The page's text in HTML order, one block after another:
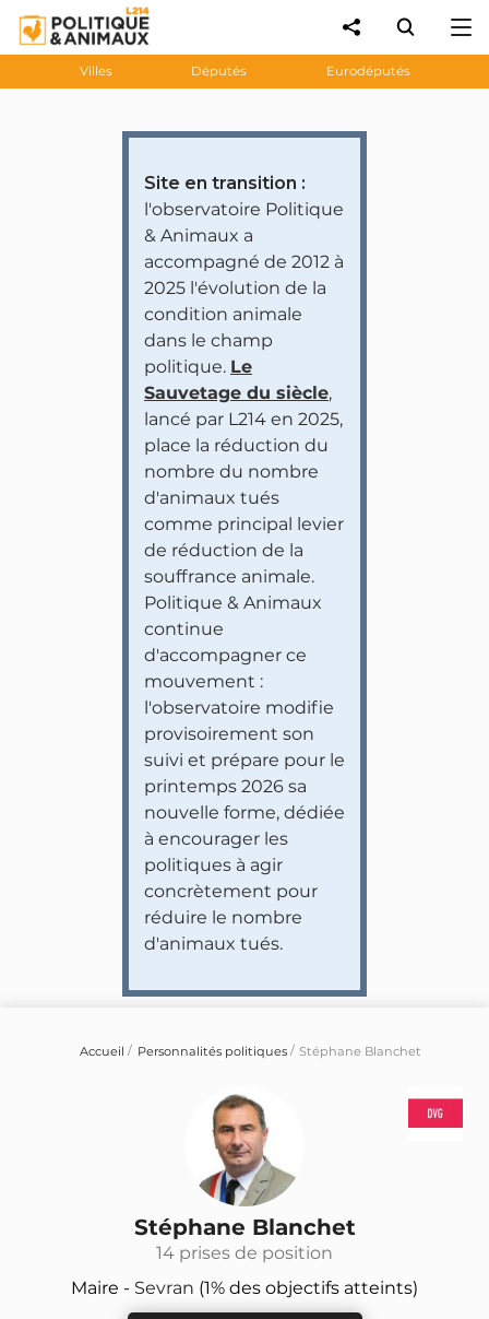
Villes Députés Eurodéputés
Site en transition :
l'observatoire Politique
& Animaux a
accompagné de 2012 à
2025 l'évolution de la
condition animale
dans le champ
politique. Le
Sauvetage du siècle,
lancé par L214 en 2025,
place la réduction du
nombre du nombre
d'animaux tués
comme principal levier
de réduction de la
souffrance animale.
Politique & Animaux
continue
d'accompagner ce
mouvement :
l'observatoire modifie
provisoirement son
suivi et prépare pour le
printemps 2026 sa
nouvelle forme, dédiée
à encourager les
politiques à agir
concrètement pour
réduire le nombre
d'animaux tués.
Accueil Personnalités politiques Stéphane Blanchet
Stéphane Blanchet
14 prises de position
Maire - Sevran (1% des objectifs atteints)